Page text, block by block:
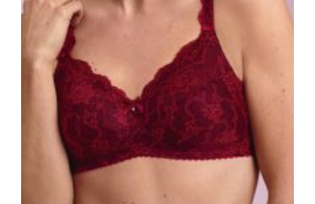
CONTACT